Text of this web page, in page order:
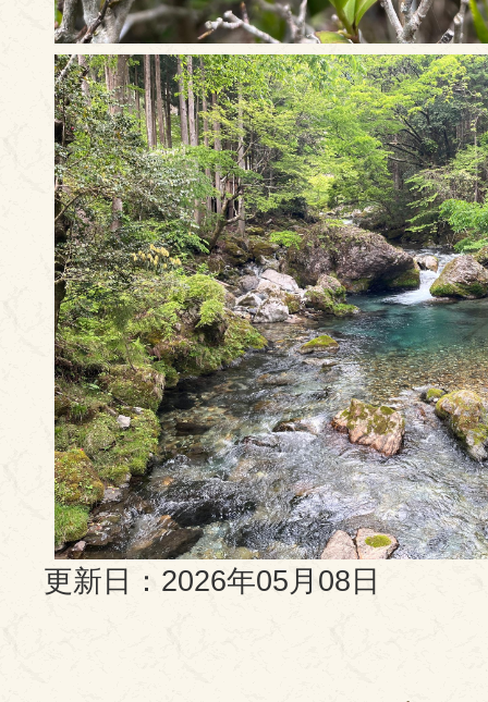
更新日：2026年05月08日